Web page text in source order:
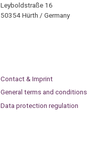
Leyboldstraße 16
50354 Hürth / Germany
Contact & Imprint
General terms and conditions
Data protection regulation